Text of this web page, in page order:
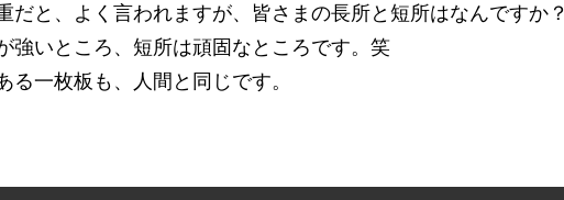
だと、よく言われますが、皆さまの長所と短所はなんですか？
強いところ、短所は頑固なところです。笑
る一枚板も、人間と同じです。